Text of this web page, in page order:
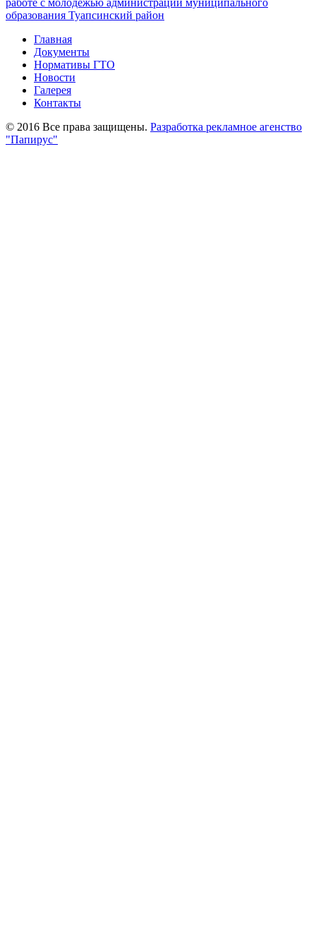
записям
образования Туапсинский район
Главная
Документы
Нормативы ГТО
Новости
Галерея
Контакты
© 2016 Все права защищены. Разработка рекламное агенство
"Папирус"